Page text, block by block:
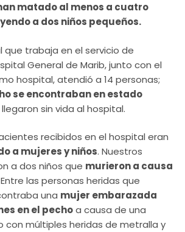
matado al menos a cuatro
a dos niños pequeños.
que trabaja en el servicio de
General de Marib, junto con el
hospital, atendió a 14 personas;
se encontraban en estado
sin vida al hospital.
recibidos en el hospital eran
a mujeres y niños. Nuestros
a dos niños que murieron a causa
las personas heridas que
una mujer embarazada
en el pechoa causa de una
con múltiples heridas de metralla y